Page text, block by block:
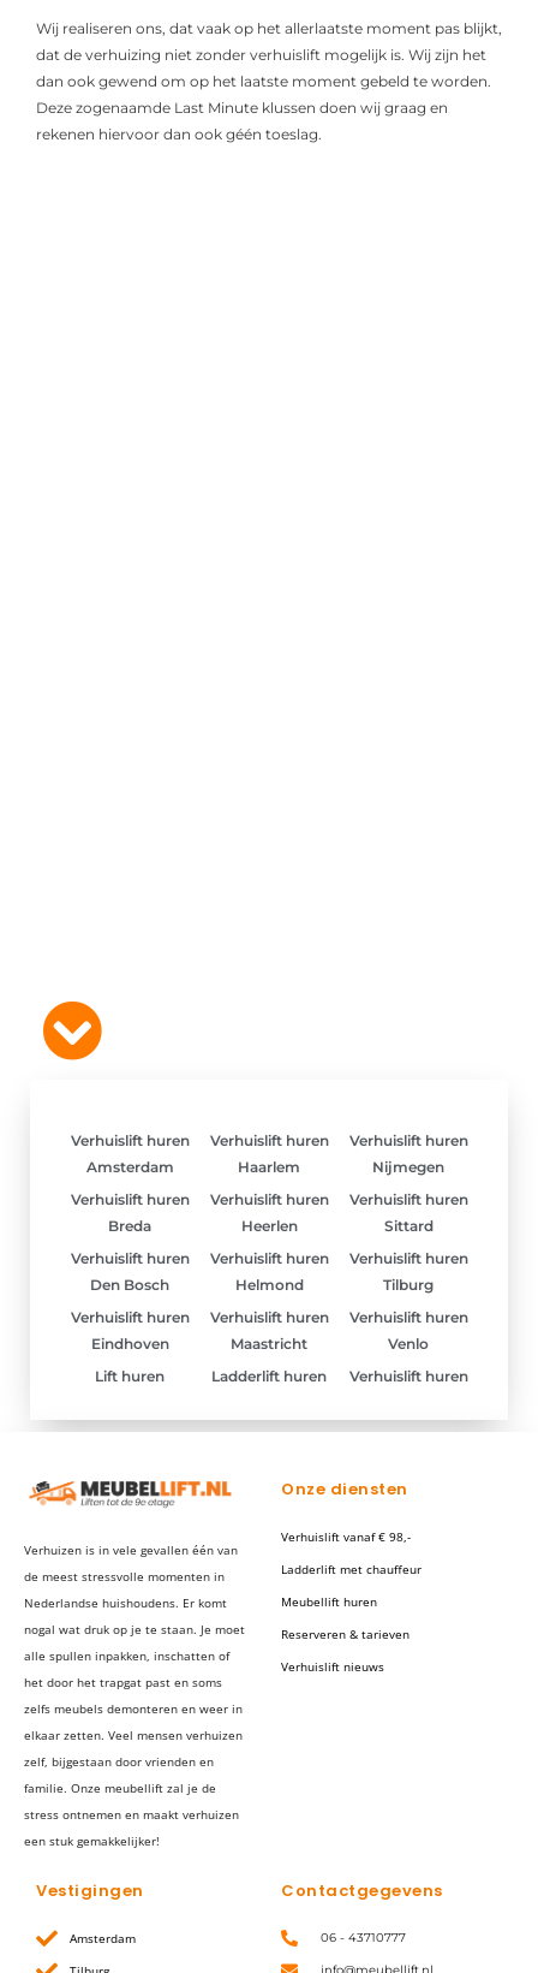
Wij realiseren ons, dat vaak op het allerlaatste moment pas blijkt,
dat de verhuizing niet zonder verhuislift mogelijk is. Wij zijn het
dan ook gewend om op het laatste moment gebeld te worden.
Deze zogenaamde Last Minute klussen doen wij graag en
rekenen hiervoor dan ook géén toeslag.
Verhuislift huren
Amsterdam
Verhuislift huren
Breda
Verhuislift huren
Den Bosch
Verhuislift huren
Eindhoven
Lift huren
Verhuislift huren
Haarlem
Verhuislift huren
Heerlen
Verhuislift huren
Helmond
Verhuislift huren
Maastricht
Ladderlift huren
Verhuislift huren
Nijmegen
Verhuislift huren
Sittard
Verhuislift huren
Tilburg
Verhuislift huren
Venlo
Verhuislift huren
Verhuizen is in vele gevallen één van
de meest stressvolle momenten in
Nederlandse huishoudens. Er komt
nogal wat druk op je te staan. Je moet
alle spullen inpakken, inschatten of
het door het trapgat past en soms
zelfs meubels demonteren en weer in
elkaar zetten. Veel mensen verhuizen
zelf, bijgestaan door vrienden en
familie. Onze meubellift zal je de
stress ontnemen en maakt verhuizen
een stuk gemakkelijker!
Onze diensten
Verhuislift vanaf € 98,-
Ladderlift met chauffeur
Meubellift huren
Reserveren & tarieven
Verhuislift nieuws
Vestigingen
Amsterdam
Contactgegevens
06 - 43710777
info@meubellift.nl